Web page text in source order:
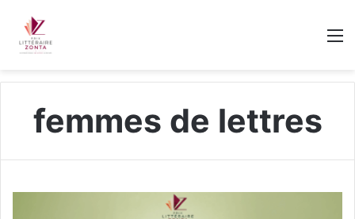
femmes de lettres